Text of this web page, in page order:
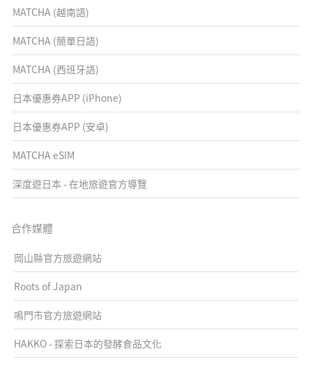
MATCHA (越南語)
MATCHA (簡單日語)
MATCHA (西班牙語)
日本優惠券APP (iPhone)
日本優惠券APP (安卓)
MATCHA eSIM
深度遊日本 - 在地旅遊官方導覽
合作媒體
岡山縣官方旅遊網站
Roots of Japan
鳴門市官方旅遊網站
HAKKO - 探索日本的發酵食品文化